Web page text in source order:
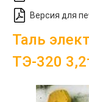
Версия для
Таль
ТЭ-320